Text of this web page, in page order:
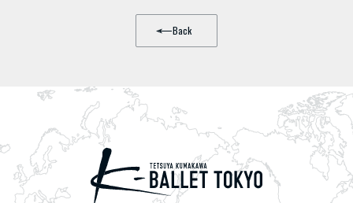
Back